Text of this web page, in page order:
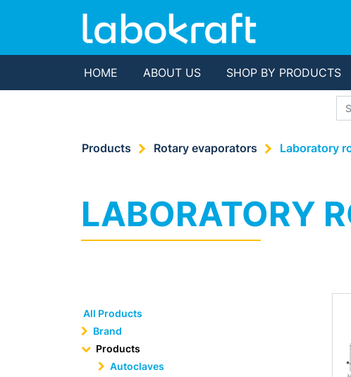
HOME ABOUT US SHOP BY PRODUCTS
Products Rotary evaporators Laboratory
LABORATORY
All Products
Brand
Products
Autoclaves